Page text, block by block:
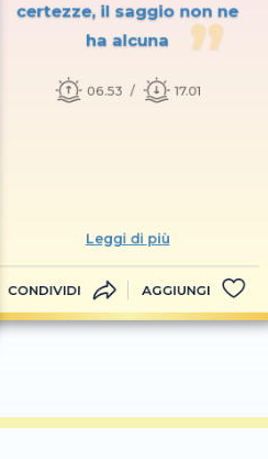
certezze, il saggio non ne
ha alcuna
06.53 17.01
Leggi di più
CONDIVIDI AGGIUNGI